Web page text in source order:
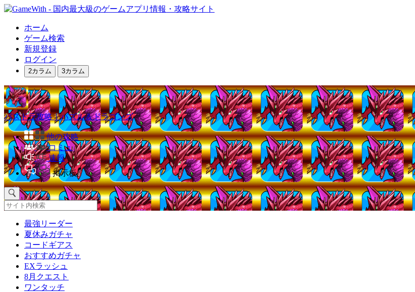
ホーム
ゲーム検索
新規登録
ログイン
2カラム 3カラム
パズドラ攻略｜パズル＆ドラゴンズ
他の攻略
コミュ
速報
掲示板
最強リーダー
夏休みガチャ
コードギアス
おすすめガチャ
EXラッシュ
8月クエスト
ワンタッチ